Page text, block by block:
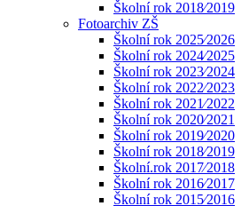
Školní rok 2018⁄2019
Fotoarchiv ZŠ
Školní rok 2025⁄2026
Školní rok 2024⁄2025
Školní rok 2023⁄2024
Školní rok 2022⁄2023
Školní rok 2021⁄2022
Školní rok 2020⁄2021
Školní rok 2019⁄2020
Školní rok 2018⁄2019
Školní.rok 2017⁄2018
Školní rok 2016⁄2017
Školní rok 2015⁄2016